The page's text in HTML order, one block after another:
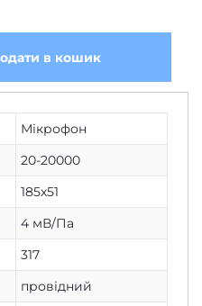
в кошик
Мікрофон
20-20000
185х51
4 мВ/Па
317
провідний